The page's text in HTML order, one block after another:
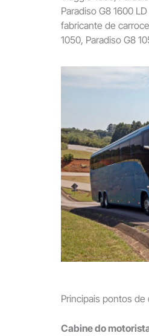
Paradiso G8 1600
fabricante de
1050, Paradiso G8
Principais pontos
Cabine do